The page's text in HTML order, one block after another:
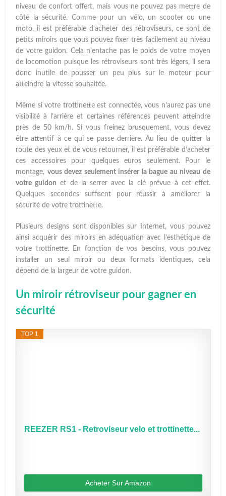
niveau de confort offert, mais vous ne pouvez pas mettre de
côté la sécurité. Comme pour un vélo, un scooter ou une
moto, il est préférable d’acheter des rétroviseurs, ce sont de
petits miroirs que vous pouvez fixer très facilement au niveau
de votre guidon. Cela n’entache pas le poids de votre moyen
de locomotion puisque les rétroviseurs sont très légers, il sera
donc inutile de pousser un peu plus sur le moteur pour
atteindre la vitesse souhaitée.
Même si votre trottinette est connectée, vous n’aurez pas une
visibilité à l’arrière et certaines références peuvent atteindre
près de 50 km/h. Si vous freinez brusquement, vous devez
être attentif à ce qui se passe derrière. Au lieu de quitter la
route des yeux et de vous retourner, il est préférable d’acheter
ces accessoires pour quelques euros seulement. Pour le
montage, vous devez seulement insérer la bague au niveau de
votre guidon et de la serrer avec la clé prévue à cet effet.
Quelques secondes suffisent pour réussir à améliorer la
sécurité de votre trottinette.
Plusieurs designs sont disponibles sur Internet, vous pouvez
ainsi acquérir des miroirs en adéquation avec l’esthétique de
votre trottinette. En fonction de vos besoins, vous pouvez
installer un seul miroir ou deux formats identiques, cela
dépend de la largeur de votre guidon.
Un miroir rétroviseur pour gagner en
sécurité
TOP 1
REEZER RS1 - Retroviseur velo et trottinette...
Acheter Sur Amazon